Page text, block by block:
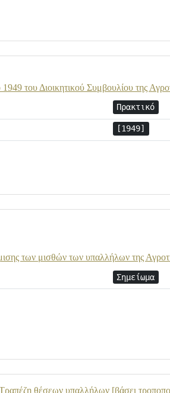
του Διοικητικού Συμβουλίου της
Πρακτικό
[1949]
των μισθών των υπαλλήλων της
Σημείωμα
θέσεων υπαλλήλων [βάσει